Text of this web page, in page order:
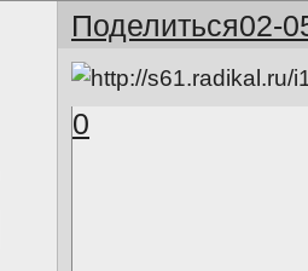
Поделиться02-
0